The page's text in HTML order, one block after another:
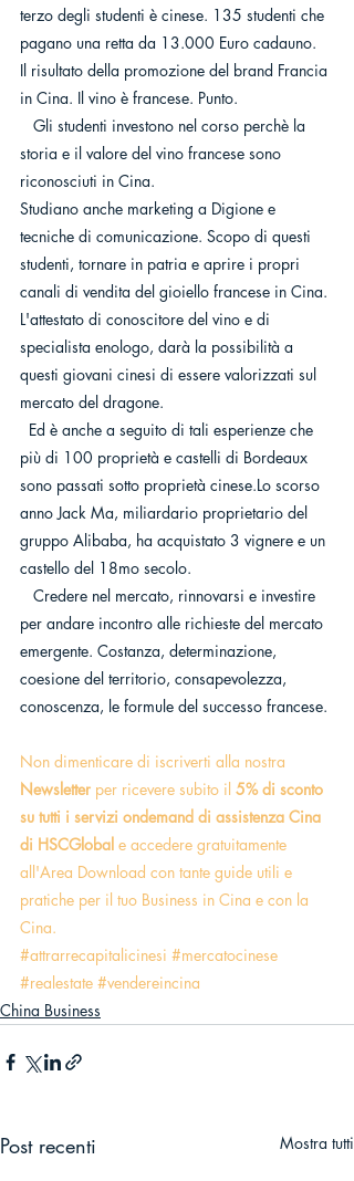
terzo degli studenti è cinese. 135 studenti che
pagano una retta da 13.000 Euro cadauno.
Il risultato della promozione del brand Francia
in Cina. Il vino è francese. Punto.
storia e il valore del vino francese sono
riconosciuti in Cina.
Studiano anche marketing a Digione e
tecniche di comunicazione. Scopo di questi
studenti, tornare in patria e aprire i propri
canali di vendita del gioiello francese in Cina.
L'attestato di conoscitore del vino e di
specialista enologo, darà la possibilità a
questi giovani cinesi di essere valorizzati sul
mercato del dragone.
più di 100 proprietà e castelli di Bordeaux
sono passati sotto proprietà cinese.Lo scorso
anno Jack Ma, miliardario proprietario del
gruppo Alibaba, ha acquistato 3 vignere e un
castello del 18mo secolo.
per andare incontro alle richieste del mercato
emergente. Costanza, determinazione,
coesione del territorio, consapevolezza,
conoscenza, le formule del successo francese.
Non dimenticare di iscriverti alla nostra
Newsletter per ricevere subito il 5% di sconto
su tutti i servizi ondemand di assistenza Cina
di HSCGlobal e accedere gratuitamente
all'Area Download con tante guide utili e
pratiche per il tuo Business in Cina e con la
Cina.
#attrarrecapitalicinesi #mercatocinese
#realestate #vendereincina
China Business
Post recenti Mostra tutti